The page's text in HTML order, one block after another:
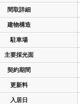
間取詳細
建物構造
駐車場
主要採光面
契約期間
更新料
入居日